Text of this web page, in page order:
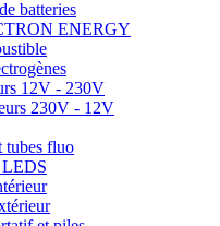
batteries
ENERGY
12V - 230V
230V - 12V
tubes fluo
LEDS